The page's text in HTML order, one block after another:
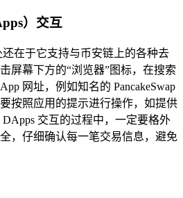
）交互
还在于它支持与币安链上的各种去
屏幕下方的“浏览器”图标，在搜索
网址，例如知名的 PancakeSwap
按照应用的提示进行操作，如提供
交互的过程中，一定要格外
，仔细确认每一笔交易信息，避免